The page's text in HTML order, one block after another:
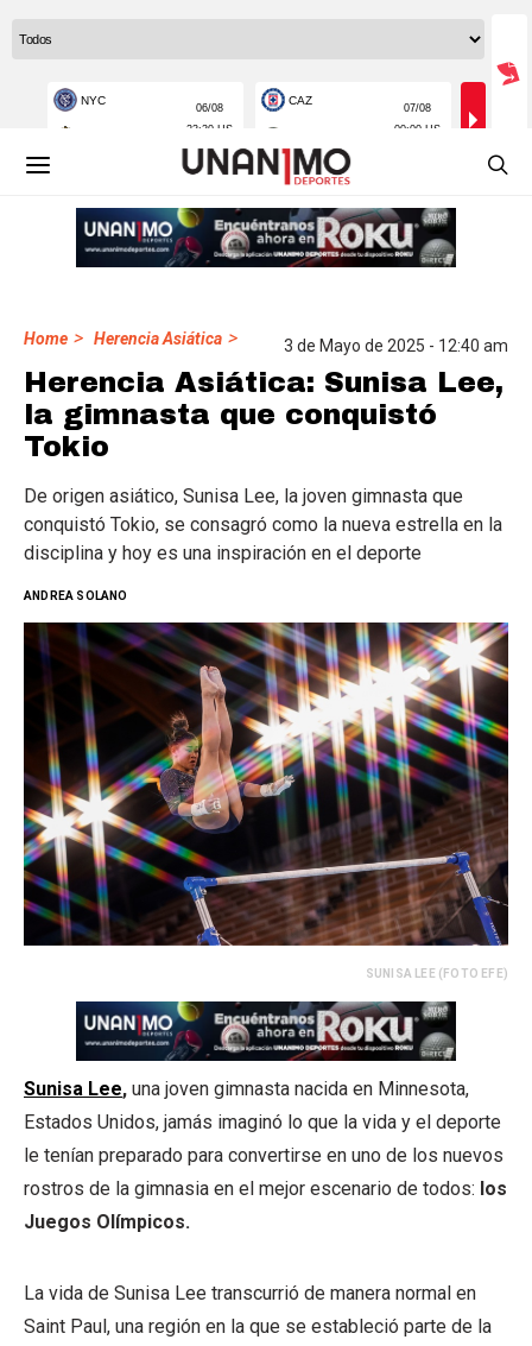
Home > Herencia Asiática > 3 de Mayo de 2025 - 12:40 am
Herencia Asiática: Sunisa Lee,
la gimnasta que conquistó
Tokio
De origen asiático, Sunisa Lee, la joven gimnasta que
conquistó Tokio, se consagró como la nueva estrella en la
disciplina y hoy es una inspiración en el deporte
ANDREA SOLANO
SUNISA LEE (FOTO EFE)
Sunisa Lee, una joven gimnasta nacida en Minnesota,
Estados Unidos, jamás imaginó lo que la vida y el deporte
le tenían preparado para convertirse en uno de los nuevos
rostros de la gimnasia en el mejor escenario de todos: los
Juegos Olímpicos.
La vida de Sunisa Lee transcurrió de manera normal en
Saint Paul, una región en la que se estableció parte de la